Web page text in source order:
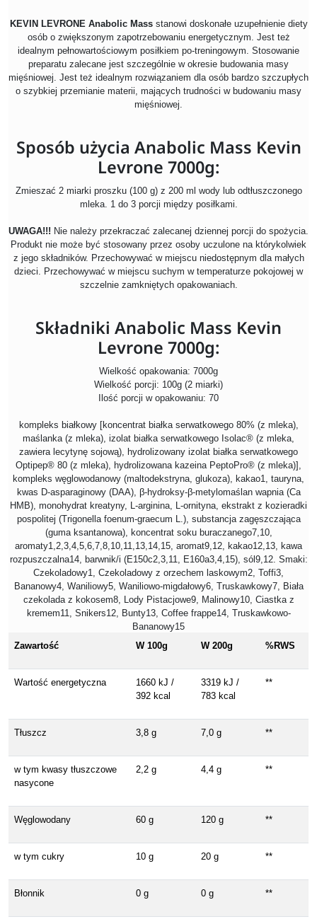
KEVIN LEVRONE Anabolic Massstanowi doskonałe uzupełnienie diety
osób o zwiększonym zapotrzebowaniu energetycznym. Jest też
idealnym pełnowartościowym posiłkiem po-treningowym. Stosowanie
preparatu zalecane jest szczególnie w okresie budowania masy
mięśniowej. Jest też idealnym rozwiązaniem dla osób bardzo szczupłych
o szybkiej przemianie materii, mających trudności w budowaniu masy
mięśniowej.
Sposób użycia Anabolic Mass Kevin
Levrone 7000g:
Zmieszać 2 miarki proszku (100 g) z 200 ml wody lub odtłuszczonego
mleka. 1 do 3 porcji między posiłkami.
UWAGA!!! Nie należy przekraczać zalecanej dziennej porcji do spożycia.
Produkt nie może być stosowany przez osoby uczulone na którykolwiek
z jego składników. Przechowywać w miejscu niedostępnym dla małych
dzieci. Przechowywać w miejscu suchym w temperaturze pokojowej w
szczelnie zamkniętych opakowaniach.
Składniki Anabolic Mass Kevin
Levrone 7000g:
Wielkość opakowania: 7000g
Wielkość porcji: 100g (2 miarki)
Ilość porcji w opakowaniu: 70
kompleks białkowy [koncentrat białka serwatkowego 80% (z mleka),
maślanka (z mleka), izolat białka serwatkowego Isolac® (z mleka,
zawiera lecytynę sojową), hydrolizowany izolat białka serwatkowego
Optipep® 80 (z mleka), hydrolizowana kazeina PeptoPro® (z mleka)],
kompleks węglowodanowy (maltodekstryna, glukoza), kakao1, tauryna,
kwas D-asparaginowy (DAA), β-hydroksy-β-metylomaślan wapnia (Ca
HMB), monohydrat kreatyny, L-arginina, L-ornityna, ekstrakt z kozieradki
pospolitej (Trigonella foenum-graecum L.), substancja zagęszczająca
(guma ksantanowa), koncentrat soku buraczanego7,10,
aromaty1,2,3,4,5,6,7,8,10,11,13,14,15, aromat9,12, kakao12,13, kawa
rozpuszczalna14, barwnik/i (E150c2,3,11, E160a3,4,15), sól9,12. Smaki:
Czekoladowy1, Czekoladowy z orzechem laskowym2, Toffi3,
Bananowy4, Waniliowy5, Waniliowo-migdałowy6, Truskawkowy7, Biała
czekolada z kokosem8, Lody Pistacjowe9, Malinowy10, Ciastka z
kremem11, Snikers12, Bunty13, Coffee frappe14, Truskawkowo-
Bananowy15
Zawartość
W 100g W 200g %RWS
Wartość energetyczna
1660 kJ /
392 kcal
3319 kJ /
783 kcal
**
Tłuszcz 3,8 g 7,0 g **
w tym kwasy tłuszczowe
nasycone
2,2 g 4,4 g **
Węglowodany 60 g 120 g **
w tym cukry 10 g 20 g **
Błonnik 0 g 0 g **